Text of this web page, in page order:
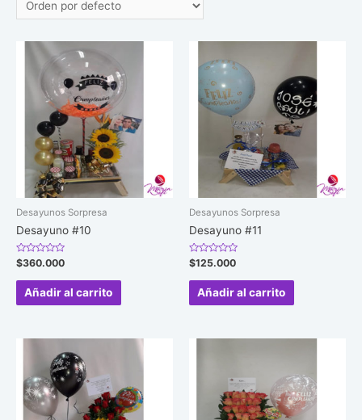
Desayunos Sorpresa
Desayuno #10
Valorado
en
0
$360.000
Añadir al carrito
Desayunos Sorpresa
Desayuno #11
Valorado
en
0
$125.000
Añadir al carrito